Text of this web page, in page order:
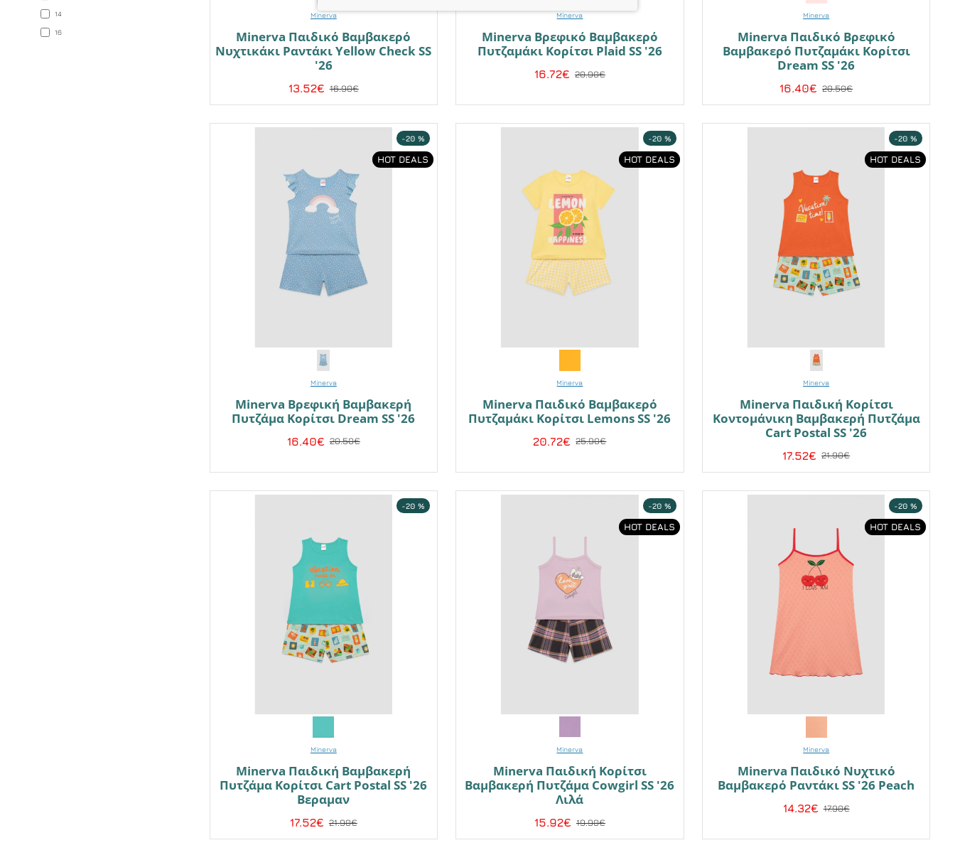
14
16
Minerva
Minerva Παιδικό Βαμβακερό
Νυχτικάκι Ραντάκι Yellow Check SS
'26
13.52€ 16.90€
Minerva
Minerva Βρεφικό Βαμβακερό
Πυτζαμάκι Κορίτσι Plaid SS '26
16.72€ 20.90€
Minerva
Minerva Παιδικό Βρεφικό
Βαμβακερό Πυτζαμάκι Κορίτσι
Dream SS '26
16.40€ 20.50€
HOT DEALS
-20 %
Minerva
Minerva Βρεφική Βαμβακερή
Πυτζάμα Κορίτσι Dream SS '26
16.40€ 20.50€
HOT DEALS
-20 %
Minerva
Minerva Παιδικό Βαμβακερό
Πυτζαμάκι Κορίτσι Lemons SS '26
20.72€ 25.90€
HOT DEALS
-20 %
Minerva
Minerva Παιδική Κορίτσι
Κοντομάνικη Βαμβακερή Πυτζάμα
Cart Postal SS '26
17.52€ 21.90€
-20 %
Minerva
Minerva Παιδική Βαμβακερή
Πυτζάμα Κορίτσι Cart Postal SS '26
Βεραμαν
17.52€ 21.90€
HOT DEALS
-20 %
Minerva
Minerva Παιδική Κορίτσι
Βαμβακερή Πυτζάμα Cowgirl SS '26
Λιλά
15.92€ 19.90€
HOT DEALS
-20 %
Minerva
Minerva Παιδικό Νυχτικό
Βαμβακερό Ραντάκι SS '26 Peach
14.32€ 17.90€